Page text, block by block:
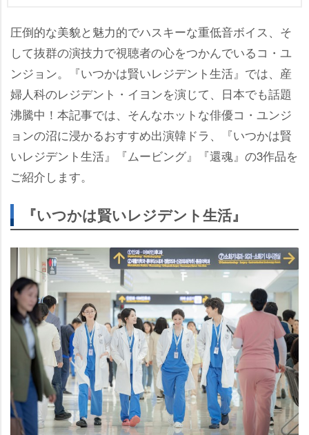
圧倒的な美貌と魅力的でハスキーな重低音ボイス、そ
して抜群の演技力で視聴者の心をつかんでいるコ・ユ
ンジョン。『いつかは賢いレジデント生活』では、産
婦人科のレジデント・イヨンを演じて、日本でも話題
沸騰中！本記事では、そんなホットな俳優コ・ユンジ
ョンの沼に浸かるおすすめ出演韓ドラ、『いつかは賢
いレジデント生活』『ムービング』『還魂』の3作品を
ご紹介します。
『いつかは賢いレジデント生活』